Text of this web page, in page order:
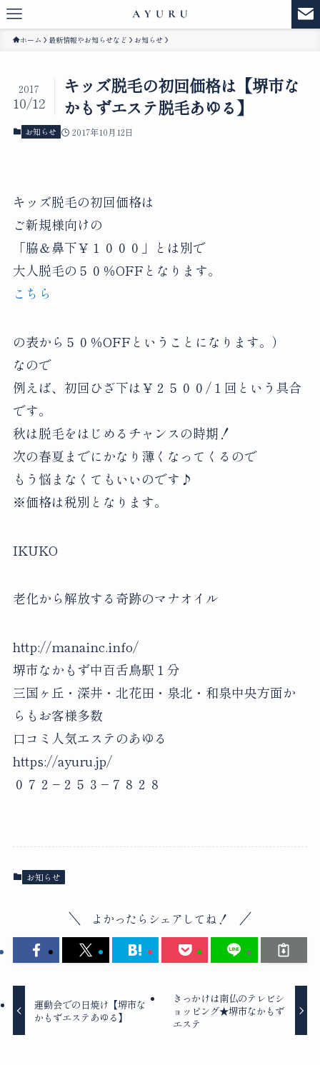
ホーム 最新情報やお知らせなど お知らせ
キッズ脱毛の初回価格は【堺市な
かもずエステ脱毛あゆる】
2017
10/12
お知らせ 2017年10月12日
キッズ脱毛の初回価格は
ご新規様向けの
「脇＆鼻下￥１０００」とは別で
大人脱毛の５０％OFFとなります。
こちら
の表から５０％OFFということになります。）
なので
例えば、初回ひざ下は￥２５００/１回という具合
です。
秋は脱毛をはじめるチャンスの時期！
次の春夏までにかなり薄くなってくるので
もう悩まなくてもいいのです♪
※価格は税別となります。
IKUKO
老化から解放する奇跡のマナオイル
http://manainc.info/
堺市なかもず中百舌鳥駅１分
三国ヶ丘・深井・北花田・泉北・和泉中央方面か
らもお客様多数
口コミ人気エステのあゆる
https://ayuru.jp/
０７２−２５３−７８２８
お知らせ
よかったらシェアしてね！
運動会での日焼け【堺市な
かもずエステあゆる】
きっかけは南仏のテレビシ
ョッピング★堺市なかもず
エステ